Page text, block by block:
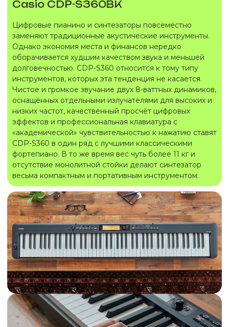
Casio CDP-S360BK
Цифровые пианино и синтезаторы повсеместно
заменяют традиционные акустические инструменты.
Однако экономия места и финансов нередко
оборачивается худшим качеством звука и меньшей
долговечностью. CDP-S360 относится к тому типу
инструментов, которых эта тенденция не касается.
Чистое и громкое звучание двух 8-ваттных динамиков,
оснащённых отдельными излучателями для высоких и
низких частот, качественный просчёт цифровых
эффектов и профессиональная клавиатура с
«академической» чувствительностью к нажатию ставят
CDP-S360 в один ряд с лучшими классическими
фортепиано. В то же время вес чуть более 11 кг и
отсутствие монолитной стойки делают синтезатор
весьма компактным и портативным инструментом.